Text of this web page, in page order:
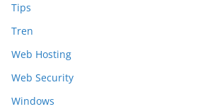
Tips
Tren
Web Hosting
Web Security
Windows